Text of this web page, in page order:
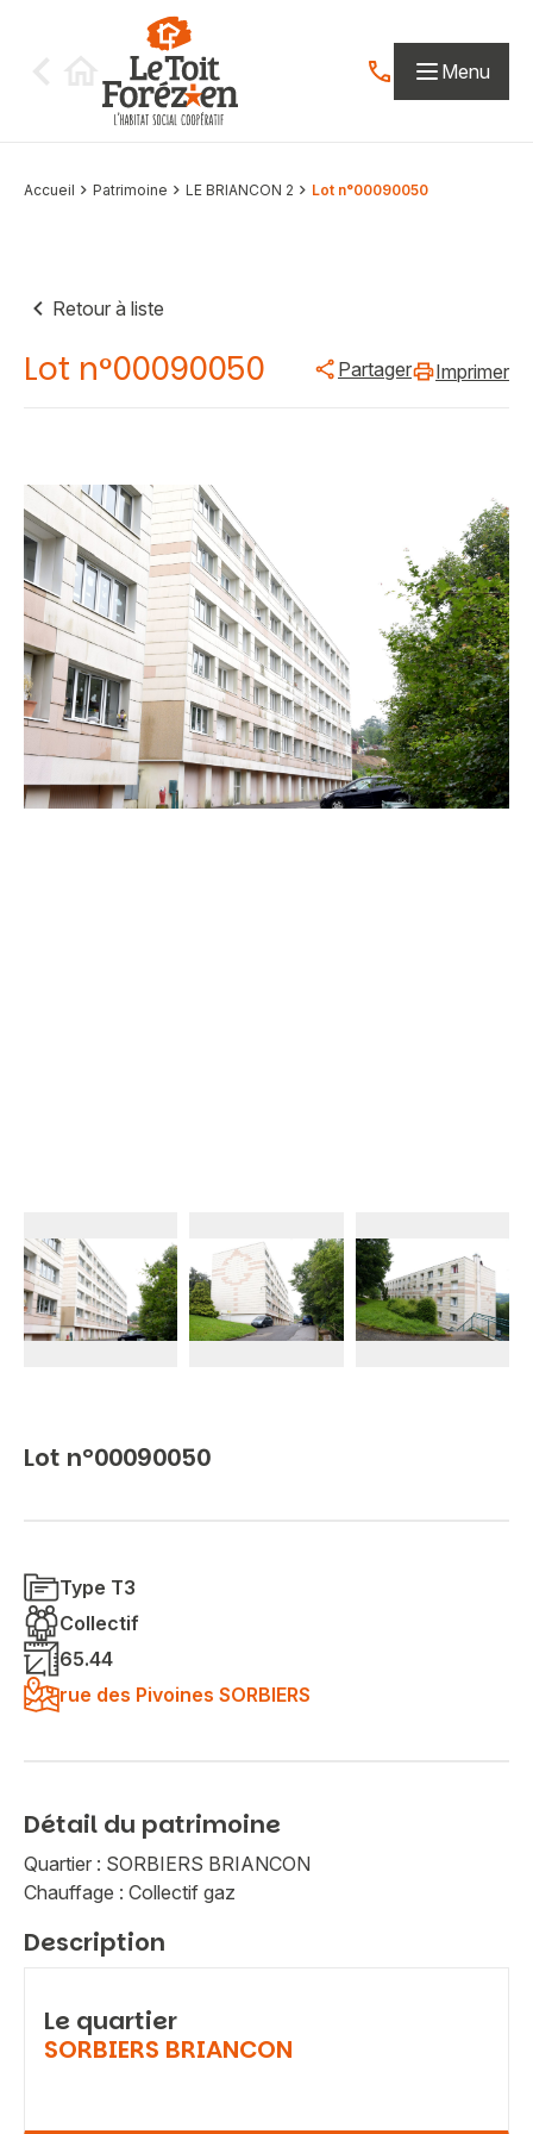
Contactez-nous
Menu
Accueil Patrimoine LE BRIANCON 2 Lot n°00090050
Retour à liste
Lot n°00090050 Partager Imprimer
Lot n°00090050
Type T3
Collectif
65.44
rue des Pivoines SORBIERS
Détail du patrimoine
Quartier : SORBIERS BRIANCON
Chauffage : Collectif gaz
Description
Le quartier
SORBIERS BRIANCON